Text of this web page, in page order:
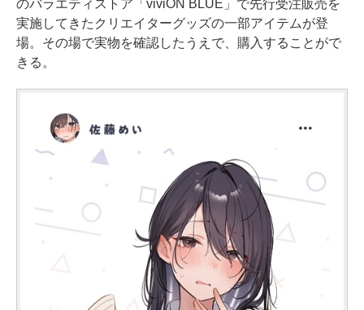
のバラエティストア「viviON BLUE」で先行受注販売を
実施してきたクリエイターグッズの一部アイテムが登
場。その場で実物を確認したうえで、購入することがで
きる。